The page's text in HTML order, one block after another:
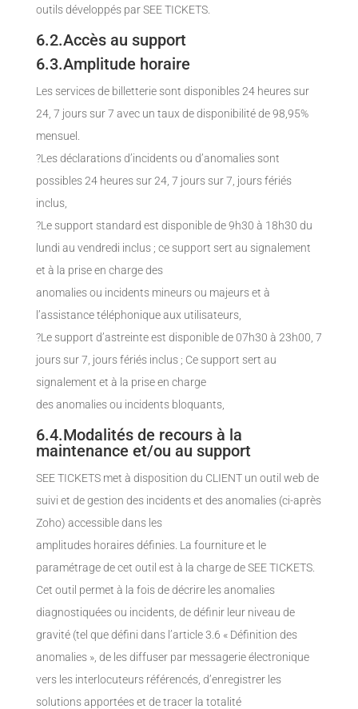
outils développés par SEE TICKETS.
6.2.Accès au support
6.3.Amplitude horaire
Les services de billetterie sont disponibles 24 heures sur
24, 7 jours sur 7 avec un taux de disponibilité de 98,95%
mensuel.
?Les déclarations d’incidents ou d’anomalies sont
possibles 24 heures sur 24, 7 jours sur 7, jours fériés
inclus,
?Le support standard est disponible de 9h30 à 18h30 du
lundi au vendredi inclus ; ce support sert au signalement
et à la prise en charge des
anomalies ou incidents mineurs ou majeurs et à
l’assistance téléphonique aux utilisateurs,
?Le support d’astreinte est disponible de 07h30 à 23h00, 7
jours sur 7, jours fériés inclus ; Ce support sert au
signalement et à la prise en charge
des anomalies ou incidents bloquants,
6.4.Modalités de recours à la
maintenance et/ou au support
SEE TICKETS met à disposition du CLIENT un outil web de
suivi et de gestion des incidents et des anomalies (ci-après
Zoho) accessible dans les
amplitudes horaires définies. La fourniture et le
paramétrage de cet outil est à la charge de SEE TICKETS.
Cet outil permet à la fois de décrire les anomalies
diagnostiquées ou incidents, de définir leur niveau de
gravité (tel que défini dans l’article 3.6 « Définition des
anomalies », de les diffuser par messagerie électronique
vers les interlocuteurs référencés, d’enregistrer les
solutions apportées et de tracer la totalité